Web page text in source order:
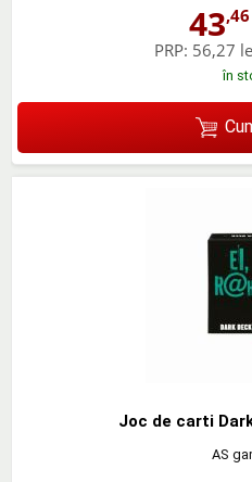
43,46
PRP: 56,27
în
Joc de carti
AS